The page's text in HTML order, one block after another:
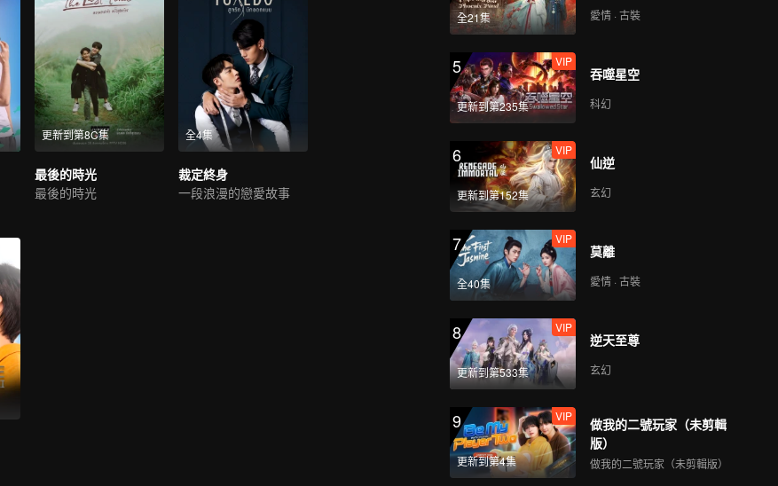
更新到第8C集
最後的時光
最後的時光
全4集
裁定終身
一段浪漫的戀愛故事
全21集 愛情 · 古裝
5
更新到第235集
VIP
吞噬星空
科幻
6
更新到第152集
VIP
仙逆
玄幻
7
全40集
VIP
莫離
愛情 · 古裝
8
更新到第533集
VIP
逆天至尊
玄幻
9
更新到第4集
VIP
做我的二號玩家（未剪輯
版）
做我的二號玩家（未剪輯版）